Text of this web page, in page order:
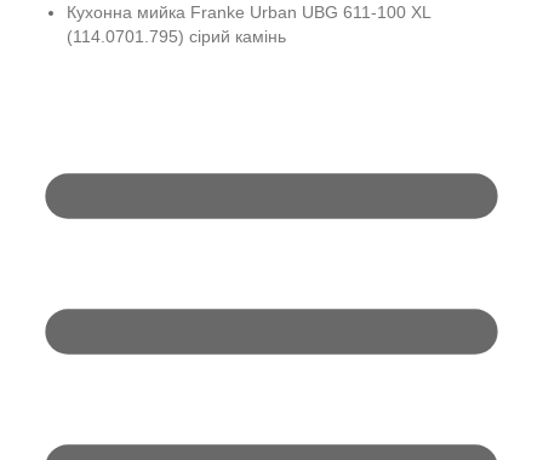
Кухонна мийка Franke Urban UBG 611-100 XL
(114.0701.795) сірий камінь